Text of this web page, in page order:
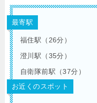
最寄駅
福住駅（26分）
澄川駅（35分）
自衛隊前駅（37分）
お近くのスポット